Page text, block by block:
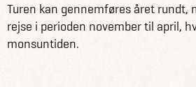
Turen kan gennemføres året rundt,
rejse i perioden november til april,
monsuntiden.